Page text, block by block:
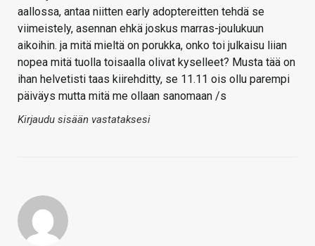
aallossa, antaa niitten early adoptereitten tehdä se
viimeistely, asennan ehkä joskus marras-joulukuun
aikoihin. ja mitä mieltä on porukka, onko toi julkaisu liian
nopea mitä tuolla toisaalla olivat kyselleet? Musta tää on
ihan helvetisti taas kiirehditty, se 11.11 ois ollu parempi
päiväys mutta mitä me ollaan sanomaan /s
Kirjaudu sisään vastataksesi